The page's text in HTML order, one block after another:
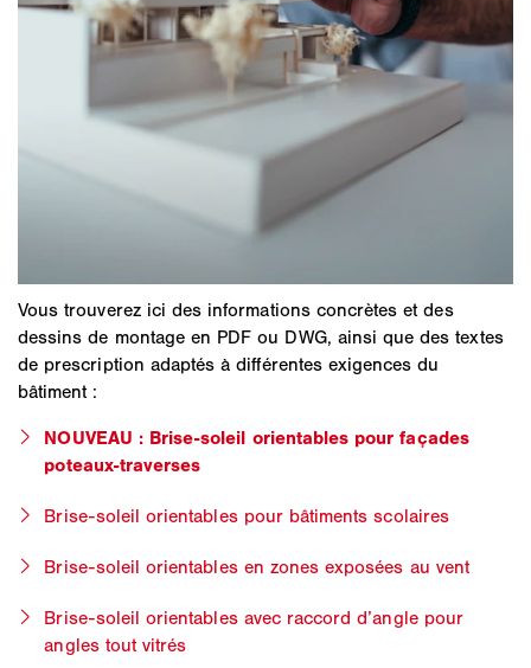
Vous trouverez ici des informations concrètes et des
dessins de montage en PDF ou DWG, ainsi que des textes
de prescription adaptés à différentes exigences du
bâtiment :
NOUVEAU : Brise-soleil orientables pour façades
poteaux-traverses
Brise-soleil orientables pour bâtiments scolaires
Brise-soleil orientables en zones exposées au vent
Brise-soleil orientables avec raccord d’angle pour
angles tout vitrés